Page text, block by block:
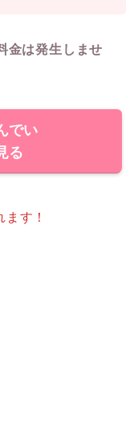
金は発生しませ
でい
る
す！